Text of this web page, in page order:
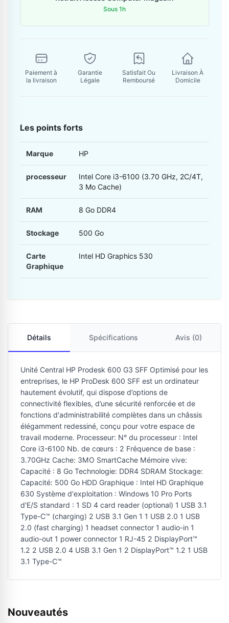
Sous 1h
Paiement à
la livraison
Garantie
Légale
Satisfait Ou
Remboursé
Livraison À
Domicile
Les points forts
Marque HP
processeur
Intel Core i3-6100 (3.70 GHz, 2C/4T,
3 Mo Cache)
RAM 8 Go DDR4
Stockage 500 Go
Carte
Graphique
Intel HD Graphics 530
Détails Spécifications Avis (0)
Unité Central HP Prodesk 600 G3 SFF Optimisé pour les
entreprises, le HP ProDesk 600 SFF est un ordinateur
hautement évolutif, qui dispose d’options de
connectivité flexibles, d’une sécurité renforcée et de
fonctions d'administrabilité complètes dans un châssis
élégamment redessiné, conçu pour votre espace de
travail moderne. Processeur: N° du processeur : Intel
Core i3-6100 Nb. de cœurs : 2 Fréquence de base :
3.70GHz Cache: 3MO SmartCache Mémoire vive:
Capacité : 8 Go Technologie: DDR4 SDRAM Stockage:
Capacité: 500 Go HDD Graphique : Intel HD Graphique
630 Système d'exploitation : Windows 10 Pro Ports
d'E/S standard : 1 SD 4 card reader (optional) 1 USB 3.1
Type-C™ (charging) 2 USB 3.1 Gen 1 1 USB 2.0 1 USB
2.0 (fast charging) 1 headset connector 1 audio-in 1
audio-out 1 power connector 1 RJ-45 2 DisplayPort™
1.2 2 USB 2.0 4 USB 3.1 Gen 1 2 DisplayPort™ 1.2 1 USB
3.1 Type-C™
Nouveautés